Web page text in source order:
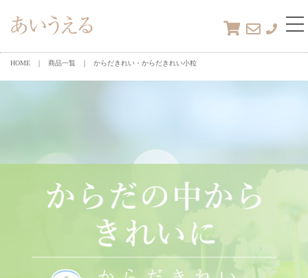
HOME 商品一覧 からだきれい・からだきれい小粒